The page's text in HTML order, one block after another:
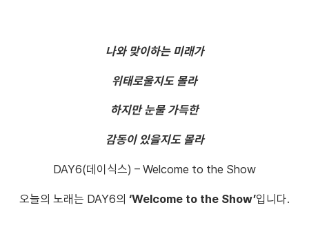
나와 맞이하는 미래가
위태로울지도 몰라
하지만 눈물 가득한
감동이 있을지도 몰라
DAY6(데이식스) – Welcome to the Show
오늘의 노래는 DAY6의 ‘Welcome to the Show’입니다.